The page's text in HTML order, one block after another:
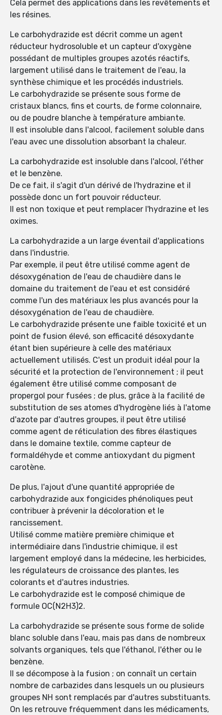
Cela permet des applications dans les revêtements et
les résines.
Le carbohydrazide est décrit comme un agent
réducteur hydrosoluble et un capteur d'oxygène
possédant de multiples groupes azotés réactifs,
largement utilisé dans le traitement de l'eau, la
synthèse chimique et les procédés industriels.
Le carbohydrazide se présente sous forme de
cristaux blancs, fins et courts, de forme colonnaire,
ou de poudre blanche à température ambiante.
Il est insoluble dans l'alcool, facilement soluble dans
l'eau avec une dissolution absorbant la chaleur.
La carbohydrazide est insoluble dans l'alcool, l'éther
et le benzène.
De ce fait, il s'agit d'un dérivé de l'hydrazine et il
possède donc un fort pouvoir réducteur.
Il est non toxique et peut remplacer l'hydrazine et les
oximes.
La carbohydrazide a un large éventail d'applications
dans l'industrie.
Par exemple, il peut être utilisé comme agent de
désoxygénation de l'eau de chaudière dans le
domaine du traitement de l'eau et est considéré
comme l'un des matériaux les plus avancés pour la
désoxygénation de l'eau de chaudière.
Le carbohydrazide présente une faible toxicité et un
point de fusion élevé, son efficacité désoxydante
étant bien supérieure à celle des matériaux
actuellement utilisés. C'est un produit idéal pour la
sécurité et la protection de l'environnement ; il peut
également être utilisé comme composant de
propergol pour fusées ; de plus, grâce à la facilité de
substitution de ses atomes d'hydrogène liés à l'atome
d'azote par d'autres groupes, il peut être utilisé
comme agent de réticulation des fibres élastiques
dans le domaine textile, comme capteur de
formaldéhyde et comme antioxydant du pigment
carotène.
De plus, l'ajout d'une quantité appropriée de
carbohydrazide aux fongicides phénoliques peut
contribuer à prévenir la décoloration et le
rancissement.
Utilisé comme matière première chimique et
intermédiaire dans l'industrie chimique, il est
largement employé dans la médecine, les herbicides,
les régulateurs de croissance des plantes, les
colorants et d'autres industries.
Le carbohydrazide est le composé chimique de
formule OC(N2H3)2.
La carbohydrazide se présente sous forme de solide
blanc soluble dans l'eau, mais pas dans de nombreux
solvants organiques, tels que l'éthanol, l'éther ou le
benzène.
Il se décompose à la fusion ; on connaît un certain
nombre de carbazides dans lesquels un ou plusieurs
groupes NH sont remplacés par d'autres substituants.
On les retrouve fréquemment dans les médicaments,